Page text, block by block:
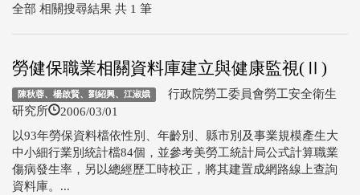
全部 相關搜尋結果 共 1 筆
勞健保職業相關資料庫建立與健康監視(Ⅱ)
陳秋蓉、楊啟賢、劉紹興、江淑娥 行政院勞工委員會勞工安全衛生
研究所
2006/03/01
以93年勞保資料檔依性別、年齡別、縣市別及事業規模產生大
中小細行業別統計檔84個，並參考美勞工統計局公式計算職業
傷病發生率，另以總經歷工時校正，將其建置成網路線上查詢
資料庫。...